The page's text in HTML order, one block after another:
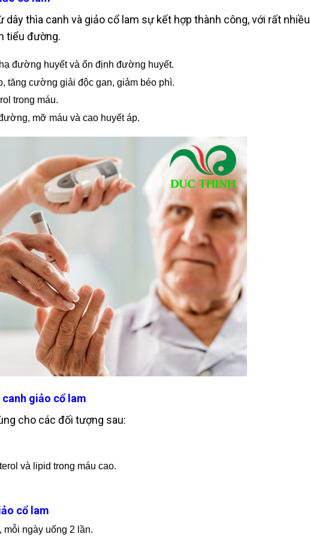
thìa canh và giảo cổ lam sự kết hợp thành công, với rất nhiều
tiểu đường.
đường huyết và ổn định đường huyết.
tăng cường giải độc gan, giảm béo phì.
trong máu.
mỡ máu và cao huyết áp.
giảo cổ lam
cho các đối tượng sau:
và lipid trong máu cao.
cổ lam
mỗi ngày uống 2 lần.